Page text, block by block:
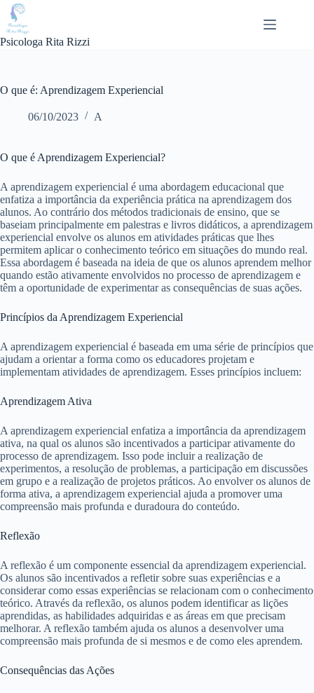
Pular
para
conteúdo
Psicologa Rita Rizzi
O que é: Aprendizagem Experiencial
06/10/2023 A
O que é Aprendizagem Experiencial?
A aprendizagem experiencial é uma abordagem educacional que
enfatiza a importância da experiência prática na aprendizagem dos
alunos. Ao contrário dos métodos tradicionais de ensino, que se
baseiam principalmente em palestras e livros didáticos, a aprendizagem
experiencial envolve os alunos em atividades práticas que lhes
permitem aplicar o conhecimento teórico em situações do mundo real.
Essa abordagem é baseada na ideia de que os alunos aprendem melhor
quando estão ativamente envolvidos no processo de aprendizagem e
têm a oportunidade de experimentar as consequências de suas ações.
Princípios da Aprendizagem Experiencial
A aprendizagem experiencial é baseada em uma série de princípios que
ajudam a orientar a forma como os educadores projetam e
implementam atividades de aprendizagem. Esses princípios incluem:
Aprendizagem Ativa
A aprendizagem experiencial enfatiza a importância da aprendizagem
ativa, na qual os alunos são incentivados a participar ativamente do
processo de aprendizagem. Isso pode incluir a realização de
experimentos, a resolução de problemas, a participação em discussões
em grupo e a realização de projetos práticos. Ao envolver os alunos de
forma ativa, a aprendizagem experiencial ajuda a promover uma
compreensão mais profunda e duradoura do conteúdo.
Reflexão
A reflexão é um componente essencial da aprendizagem experiencial.
Os alunos são incentivados a refletir sobre suas experiências e a
considerar como essas experiências se relacionam com o conhecimento
teórico. Através da reflexão, os alunos podem identificar as lições
aprendidas, as habilidades adquiridas e as áreas em que precisam
melhorar. A reflexão também ajuda os alunos a desenvolver uma
compreensão mais profunda de si mesmos e de como eles aprendem.
Consequências das Ações